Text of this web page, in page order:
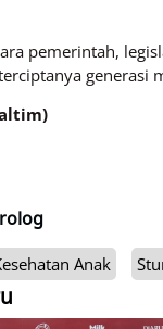
pemerintah,
generasi
Anak